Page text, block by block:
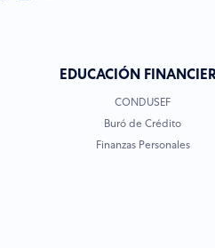
EDUCACIÓN
CONDUSEF
Buró de Crédito
Finanzas Personales